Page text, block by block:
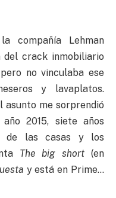
compañía Lehman
del crack inmobiliario
no vinculaba ese
y lavaplatos.
asunto me sorprendió
2015, siete años
de las casas y los
The big short(en
y está en Prime…